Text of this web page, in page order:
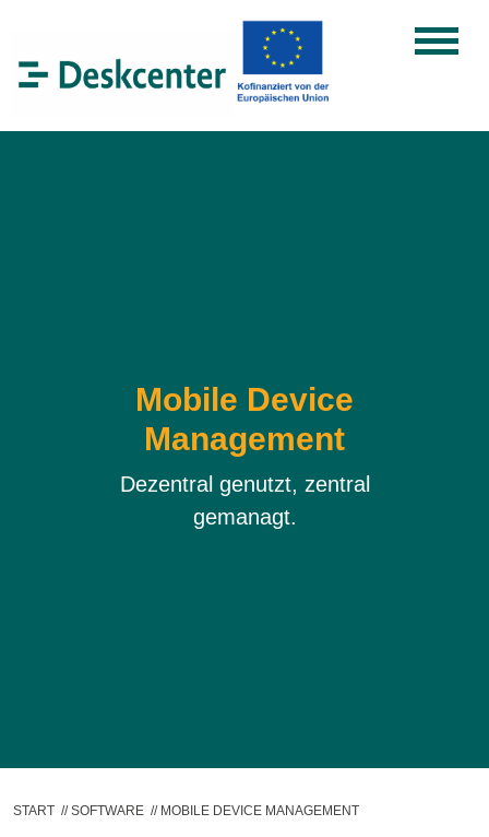
Mobile Device
Management
Dezentral genutzt, zentral
gemanagt.
START //SOFTWARE // MOBILE DEVICE MANAGEMENT